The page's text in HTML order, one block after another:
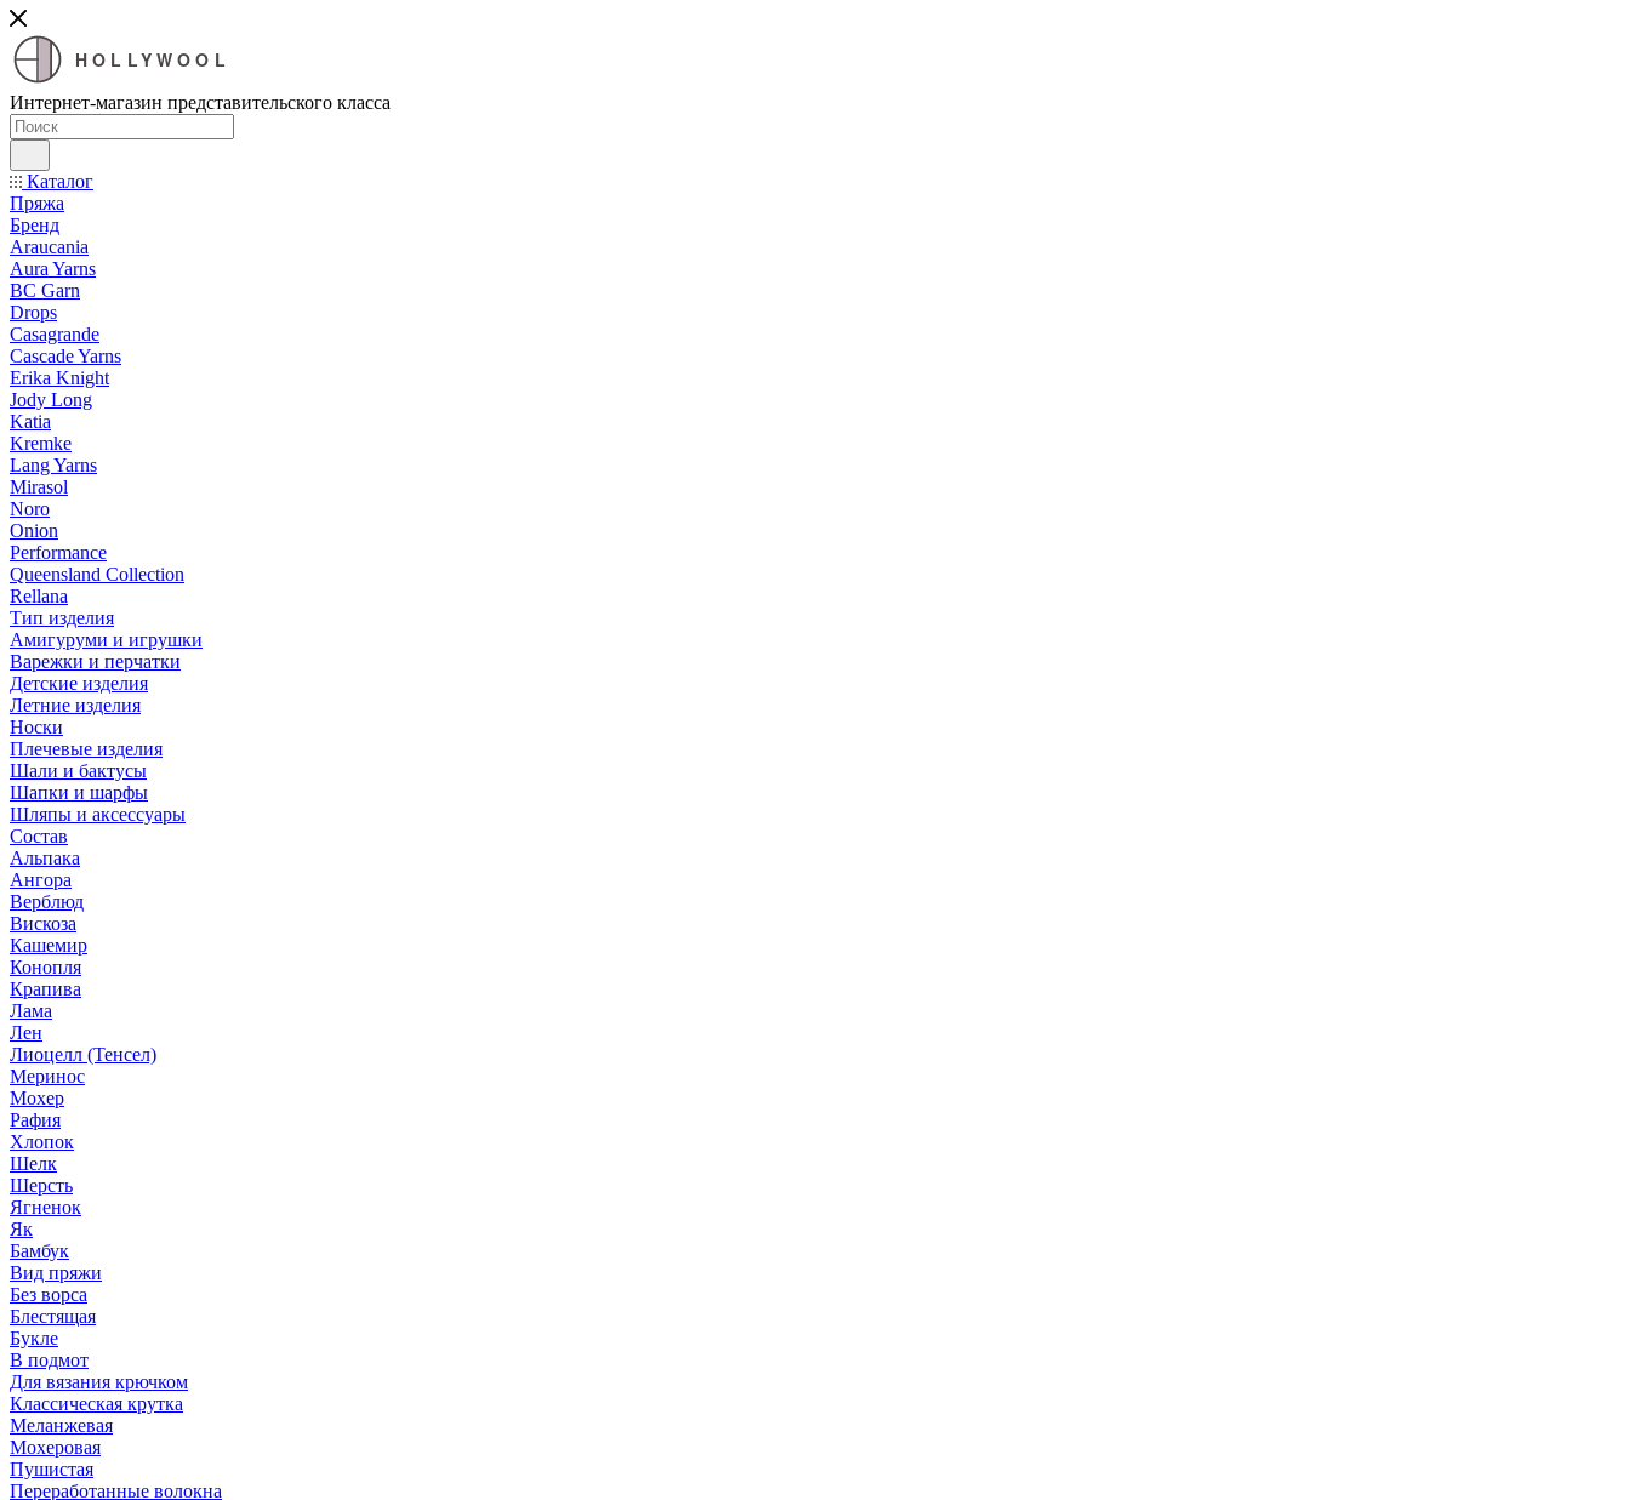
HOLLYWOOL
Интернет-магазин представительского класса
Каталог
Пряжа
Бренд
Araucania
Aura Yarns
BC Garn
Drops
Casagrande
Cascade Yarns
Erika Knight
Jody Long
Katia
Kremke
Lang Yarns
Mirasol
Noro
Onion
Performance
Queensland Collection
Rellana
Тип изделия
Амигуруми и игрушки
Варежки и перчатки
Детские изделия
Летние изделия
Носки
Плечевые изделия
Шали и бактусы
Шапки и шарфы
Шляпы и аксессуары
Состав
Альпака
Ангора
Верблюд
Вискоза
Кашемир
Конопля
Крапива
Лама
Лен
Лиоцелл (Тенсел)
Меринос
Мохер
Рафия
Хлопок
Шелк
Шерсть
Ягненок
Як
Бамбук
Вид пряжи
Без ворса
Блестящая
Букле
В подмот
Для вязания крючком
Классическая крутка
Меланжевая
Мохеровая
Пушистая
Переработанные волокна